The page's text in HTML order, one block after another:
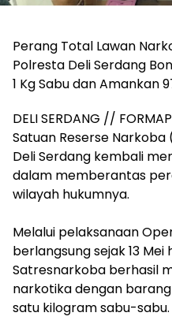
Perang Total Lawan
Polresta Deli Serdang
1 Kg Sabu dan Amankan
DELI SERDANG //
Satuan Reserse
Deli Serdang kembali
dalam memberantas
wilayah hukumnya.
‎Melalui pelaksanaan
berlangsung sejak 13 Mei
Satresnarkoba berhasil
narkotika dengan
satu kilogram sabu-sabu.